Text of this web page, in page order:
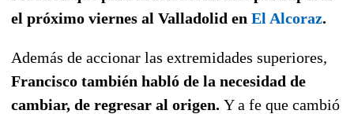
el próximo viernes al Valladolid en El Alcoraz.
Además de accionar las extremidades superiores,
Francisco también habló de la necesidad de
cambiar, de regresar al origen. Y a fe que cambió